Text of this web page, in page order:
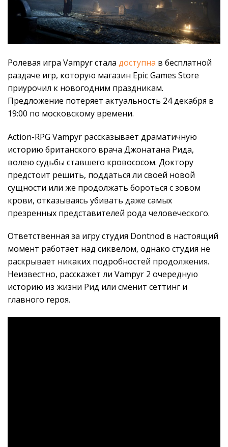
Ролевая игра Vampyr стала доступна в бесплатной
раздаче игр, которую магазин Epic Games Store
приурочил к новогодним праздникам.
Предложение потеряет актуальность 24 декабря в
19:00 по московскому времени.
Action-RPG Vampyr рассказывает драматичную
историю британского врача Джонатана Рида,
волею судьбы ставшего кровососом. Доктору
предстоит решить, поддаться ли своей новой
сущности или же продолжать бороться с зовом
крови, отказываясь убивать даже самых
презренных представителей рода человеческого.
Ответственная за игру студия Dontnod в настоящий
момент работает над сиквелом, однако студия не
раскрывает никаких подробностей продолжения.
Неизвестно, расскажет ли Vampyr 2 очередную
историю из жизни Рид или сменит сеттинг и
главного героя.